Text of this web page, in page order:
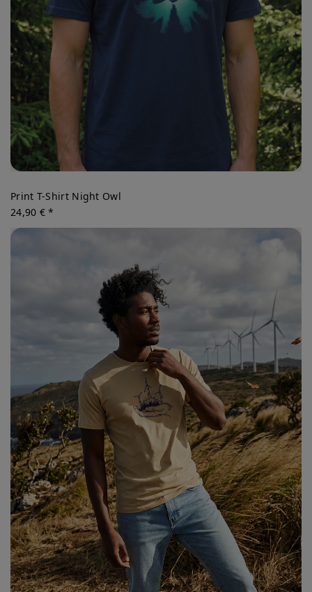
Print T-Shirt Night Owl
24,90 € *